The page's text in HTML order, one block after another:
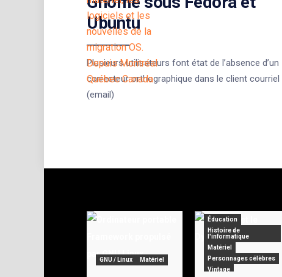
Ubuntu
Plusieurs utilisateurs font état de l’absence d’un
correcteur orthographique dans le client courriel
(email)
GNU / Linux Matériel
Éducation
Histoire de
l'informatique
Matériel
Personnages célèbres
Vintage